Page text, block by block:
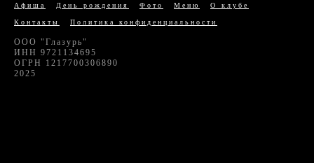
Афиша День рождения Фото Меню О клубе
Контакты Политика конфиденциальности
ООО "Глазурь"
ИНН 9721134695
ОГРН 1217700306890
2025